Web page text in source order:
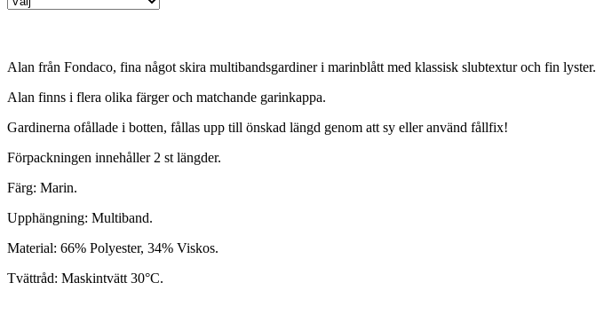
Alan från Fondaco, fina något skira multibandsgardiner i marinblått med klassisk slubtextur och fin lyster.
Alan finns i flera olika färger och matchande garinkappa.
Gardinerna ofållade i botten, fållas upp till önskad längd genom att sy eller använd fållfix!
Förpackningen innehåller 2 st längder.
Färg: Marin.
Upphängning: Multiband.
Material: 66% Polyester, 34% Viskos.
Tvättråd: Maskintvätt 30°C.